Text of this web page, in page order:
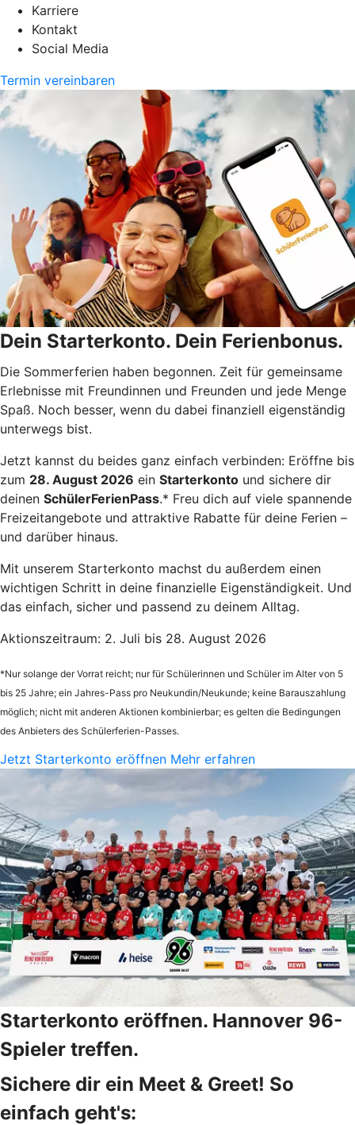
Karriere
Kontakt
Social Media
Termin vereinbaren
Dein Starterkonto. Dein Ferienbonus.
Die Sommerferien haben begonnen. Zeit für gemeinsame
Erlebnisse mit Freundinnen und Freunden und jede Menge
Spaß. Noch besser, wenn du dabei finanziell eigenständig
unterwegs bist.
Jetzt kannst du beides ganz einfach verbinden: Eröffne bis
zum 28. August 2026 ein Starterkonto und sichere dir
deinen SchülerFerienPass.* Freu dich auf viele spannende
Freizeitangebote und attraktive Rabatte für deine Ferien –
und darüber hinaus.
Mit unserem Starterkonto machst du außerdem einen
wichtigen Schritt in deine finanzielle Eigenständigkeit. Und
das einfach, sicher und passend zu deinem Alltag.
Aktionszeitraum: 2. Juli bis 28. August 2026
*Nur solange der Vorrat reicht; nur für Schülerinnen und Schüler im Alter von 5
bis 25 Jahre; ein Jahres-Pass pro Neukundin/Neukunde; keine Barauszahlung
möglich; nicht mit anderen Aktionen kombinierbar; es gelten die Bedingungen
des Anbieters des Schülerferien-Passes.
Jetzt Starterkonto eröffnen Mehr erfahren
Starterkonto eröffnen. Hannover 96-
Spieler treffen.
Sichere dir ein Meet & Greet! So
einfach geht's: